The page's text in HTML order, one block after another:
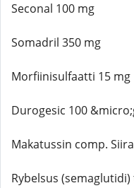
Seconal 100 mg
Somadril 350 mg
Morfiinisulfaatti 15 mg
Durogesic 100
Makatussin comp.
Rybelsus